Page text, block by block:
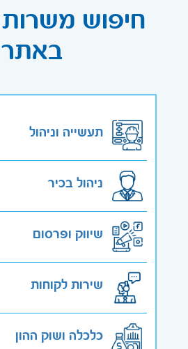
חיפוש
באתר
תעשייה וניהול
ניהול בכיר
שיווק ופרסום
שירות לקוחות
כלכלה ושוק ההון